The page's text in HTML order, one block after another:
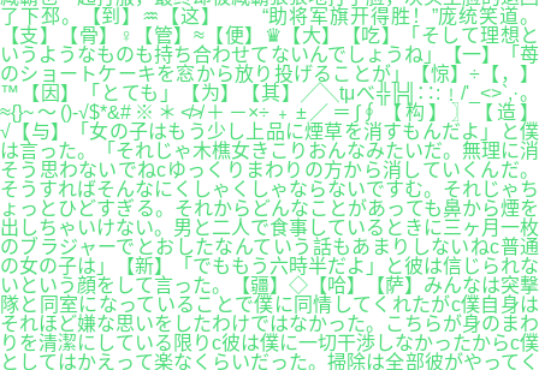
了下邳。【到】♒【这】 “助将军旗开得胜！”庞统笑道。
【支】【骨】♀【管】≈【便】♛【大】【吃】「そして理想と
いうようなものも持ち合わせてないんでしょうね」【一】「苺
のショートケーキを窓から放り投げることが」【惊】÷【，】
™【因】「とても」【为】【其】╱╲tμべ╬╠╣∷:﹗/'_<>`,·。
≈{}~～()-√$*&#※＊≮≯＋－×÷﹢±／＝∫∮【构】〗【造】
√【与】「女の子はもう少し上品に煙草を消すもんだよ」と僕
は言った。「それじゃ木樵女きこりおんなみたいだ。無理に消
そう思わないでねcゆっくりまわりの方から消していくんだ。
そうすればそんなにくしゃくしゃならないですむ。それじゃち
ょっとひどすぎる。それからどんなことがあっても鼻から煙を
出しちゃいけない。男と二人で食事しているときに三ヶ月一枚
のブラジャーでとおしたなんていう話もあまりしないねc普通
の女の子は」【新】「でももう六時半だよ」と彼は信じられな
いという顔をして言った。【疆】◇【哈】【萨】みんなは突撃
隊と同室になっていることで僕に同情してくれたがc僕自身は
それほど嫌な思いをしたわけではなかった。こちらが身のまわ
りを清潔にしている限りc彼は僕に一切干渉しなかったからc僕
としてはかえって楽なくらいだった。掃除は全部彼がやってく